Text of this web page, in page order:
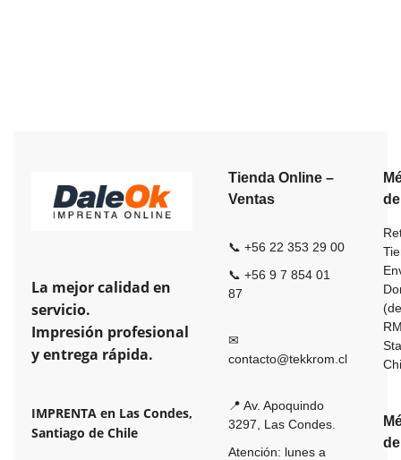
La mejor calidad en
servicio.
Impresión profesional
y entrega rápida.
IMPRENTA en Las Condes,
Santiago de Chile
Tienda Online –
Ventas
📞 +56 22 353 29 00
📞 +56 9 7 854 01
87
✉
contacto@tekkrom.cl
📍 Av. Apoquindo
3297, Las Condes.
Atención: lunes a